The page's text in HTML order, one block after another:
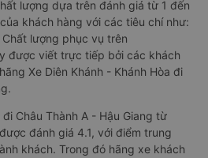
lượng dựa trên đánh giá từ 1 đến
khách hàng với các tiêu chí như:
lượng phục vụ trên
được viết trực tiếp bởi các khách
Xe Diên Khánh - Khánh Hòa đi
Châu Thành A - Hậu Giang từ
đánh giá 4.1, với điểm trung
khách. Trong đó hãng xe khách